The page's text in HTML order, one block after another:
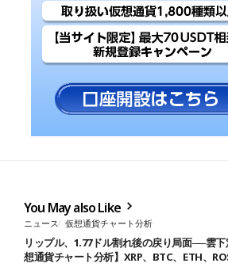
You May also Like
ニュース 仮想通貨チャート分析
リップル、1.77ドル割れ後の戻り局面──雲
想通貨チャート分析】XRP、BTC、ETH、